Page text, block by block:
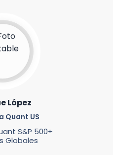
López
Quant US
S&P 500+
Globales